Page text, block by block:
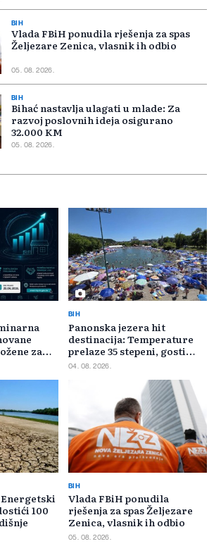
BIH
Vlada FBiH ponudila rješenja za spas
Željezare Zenica, vlasnik ih odbio
05. 08. 2026.
BIH
Bihać nastavlja ulagati u mlade: Za
razvoj poslovnih ideja osigurano
32.000 KM
05. 08. 2026.
za
BIH
Panonska jezera hit
destinacija: Temperature
prelaze 35 stepeni, gosti
pristižu iz cijele regije
04. 08. 2026.
100
BIH
Vlada FBiH ponudila
rješenja za spas Željezare
Zenica, vlasnik ih odbio
05. 08. 2026.